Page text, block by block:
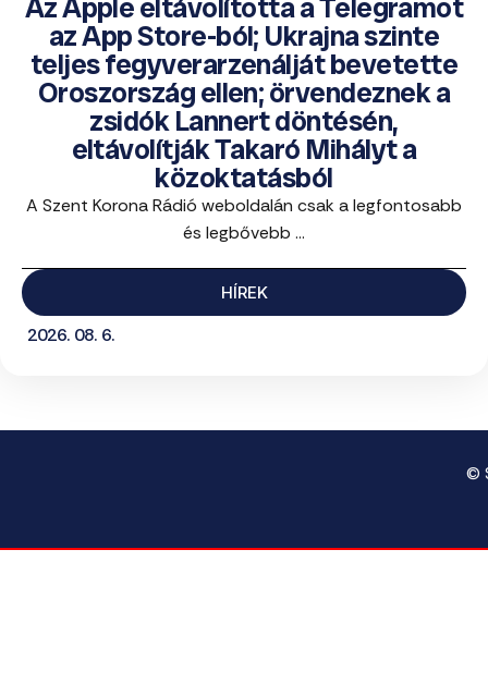
Az Apple eltávolította a Telegramot
az App Store-ból; Ukrajna szinte
teljes fegyverarzenálját bevetette
Oroszország ellen; örvendeznek a
zsidók Lannert döntésén,
eltávolítják Takaró Mihályt a
közoktatásból
A Szent Korona Rádió weboldalán csak a legfontosabb
és legbővebb ...
HÍREK
2026. 08. 6.
©